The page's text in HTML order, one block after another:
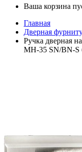
Ваша корзина
Главная
Дверная
Ручка дверная
MH-35 SN/BN-S